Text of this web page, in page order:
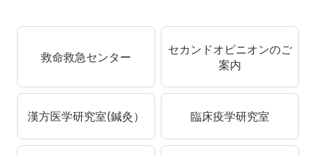
救命救急センター
セカンドオピニオンのご
案内
漢方医学研究室(鍼灸） 臨床疫学研究室